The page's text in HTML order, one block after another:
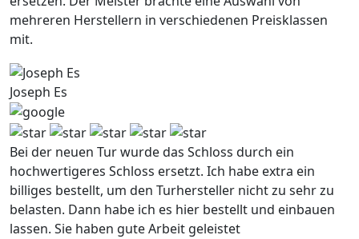
mehreren Herstellern in verschiedenen Preisklassen
mit.
Joseph Es
Bei der neuen Tur wurde das Schloss durch ein
hochwertigeres Schloss ersetzt. Ich habe extra ein
billiges bestellt, um den Turhersteller nicht zu sehr zu
belasten. Dann habe ich es hier bestellt und einbauen
lassen. Sie haben gute Arbeit geleistet